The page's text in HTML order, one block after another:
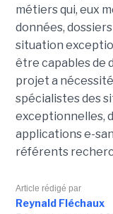
métiers qui, eux
données,
situation
être capables de
projet a
spécialistes des
exceptionnelles,
applications e-
référents
Article rédigé par
Reynald Fléchaux